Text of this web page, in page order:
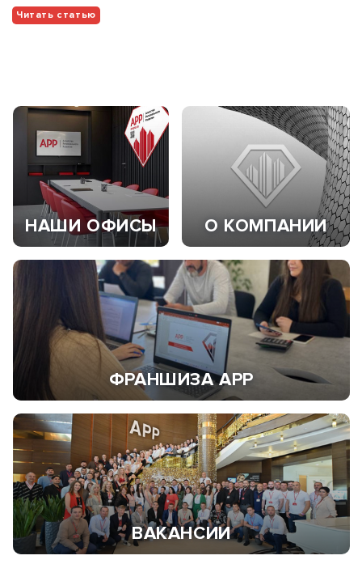
Читать статью
НАШИ ОФИСЫ О КОМПАНИИ
ФРАНШИЗА АРР
ВАКАНСИИ